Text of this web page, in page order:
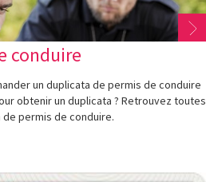
conduire
un duplicata de permis de conduire
obtenir un duplicata ? Retrouvez toutes
permis de conduire.